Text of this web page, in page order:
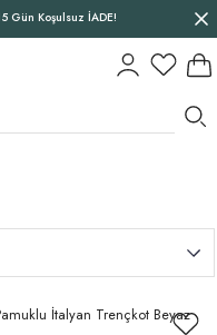
Gün Koşulsuz İADE!
İtalyan Trençkot Beyaz